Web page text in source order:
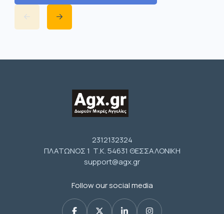
2312132324
ΠΛΑΤΩΝΟΣ 1 Τ.Κ. 54631 ΘΕΣΣΑΛΟΝΙΚΗ
support@agx.gr
Follow our social media